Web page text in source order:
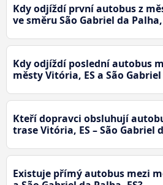
Kdy odjíždí první autobus z
ve směru São Gabriel da Palha,
Kdy odjíždí poslední autobus
městy Vitória, ES a São Gabriel
Kteří dopravci obsluhují
trase Vitória, ES – São Gabriel
Existuje přímý autobus mezi